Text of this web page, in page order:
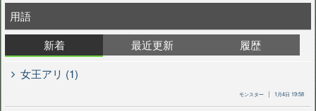
用語
新着
最近更新
履歴
女王アリ (1)
モンスター 1月4日 19:58